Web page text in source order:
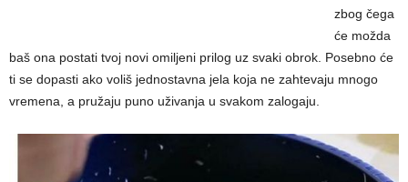
zbog čega
će možda
baš ona postati tvoj novi omiljeni prilog uz svaki obrok. Posebno će
ti se dopasti ako voliš jednostavna jela koja ne zahtevaju mnogo
vremena, a pružaju puno uživanja u svakom zalogaju.